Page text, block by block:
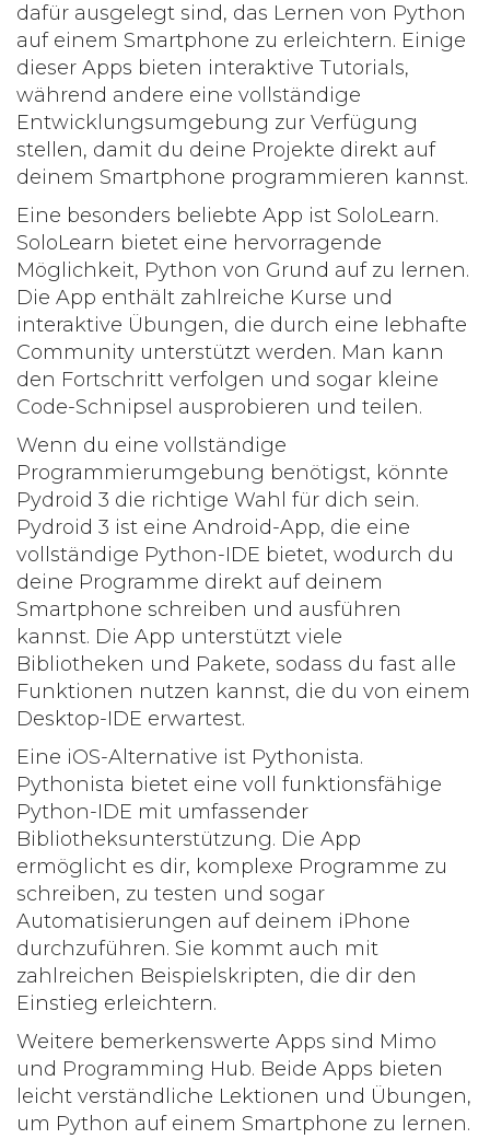
dafür ausgelegt sind, das Lernen von Python
auf einem Smartphone zu erleichtern. Einige
dieser Apps bieten interaktive Tutorials,
während andere eine vollständige
Entwicklungsumgebung zur Verfügung
stellen, damit du deine Projekte direkt auf
deinem Smartphone programmieren kannst.
Eine besonders beliebte App ist SoloLearn.
SoloLearn bietet eine hervorragende
Möglichkeit, Python von Grund auf zu lernen.
Die App enthält zahlreiche Kurse und
interaktive Übungen, die durch eine lebhafte
Community unterstützt werden. Man kann
den Fortschritt verfolgen und sogar kleine
Code-Schnipsel ausprobieren und teilen.
Wenn du eine vollständige
Programmierumgebung benötigst, könnte
Pydroid 3 die richtige Wahl für dich sein.
Pydroid 3 ist eine Android-App, die eine
vollständige Python-IDE bietet, wodurch du
deine Programme direkt auf deinem
Smartphone schreiben und ausführen
kannst. Die App unterstützt viele
Bibliotheken und Pakete, sodass du fast alle
Funktionen nutzen kannst, die du von einem
Desktop-IDE erwartest.
Eine iOS-Alternative ist Pythonista.
Pythonista bietet eine voll funktionsfähige
Python-IDE mit umfassender
Bibliotheksunterstützung. Die App
ermöglicht es dir, komplexe Programme zu
schreiben, zu testen und sogar
Automatisierungen auf deinem iPhone
durchzuführen. Sie kommt auch mit
zahlreichen Beispielskripten, die dir den
Einstieg erleichtern.
Weitere bemerkenswerte Apps sind Mimo
und Programming Hub. Beide Apps bieten
leicht verständliche Lektionen und Übungen,
um Python auf einem Smartphone zu lernen.